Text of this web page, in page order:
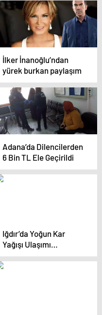
İlker İnanoğlu’ndan
yürek burkan paylaşım
Adana’da Dilencilerden
6 Bin TL Ele Geçirildi
Iğdır’da Yoğun Kar
Yağışı Ulaşımı
Zorlaştırdı